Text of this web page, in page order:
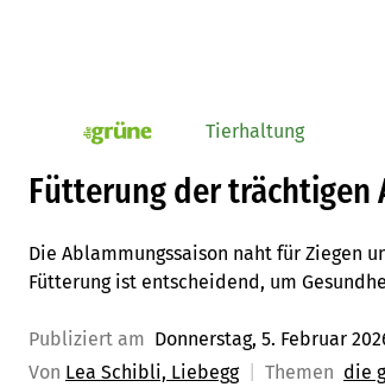
pv_die-grune-online Tierhaltung
Fütterung der trächtigen
Die Ablammungssaison naht für Ziegen
Fütterung ist entscheidend, um
Publiziert am Donnerstag, 5. Februar
Von Lea Schibli, Liebegg Themen die